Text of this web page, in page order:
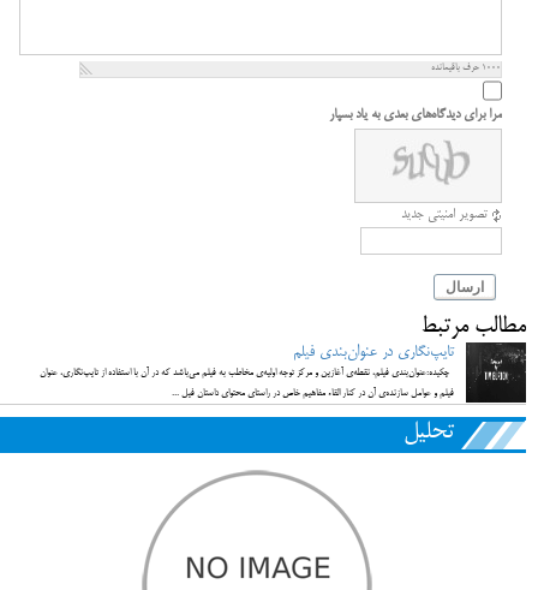
1000 حرف باقیمانده
مرا برای دیدگاه‌های بعدی به یاد بسپار
تصویر امنیتی جدید
ارسال
مطالب مرتبط
تایپ‌نگاری در عنوان‌بندی فیلم
چکیده:عنوان‌بندي فیلم، نقطه‌ي آغازين و مرکز توجه اوليه‌ي مخاطب به فیلم مي‌باشد که در آن با استفاده از تایپ‌نگاری، عنوان
فیلم و عوامل سازنده‌ی آن در کنار القاء مفاهیم خاص در راستای محتوای داستان فیل ...
تحلیل